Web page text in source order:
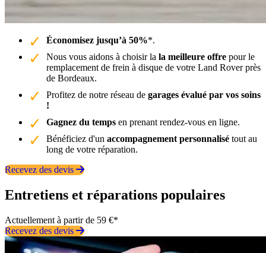
Économisez jusqu’à 50%*.
Nous vous aidons à choisir la la meilleure offre pour le
remplacement de frein à disque de votre Land Rover près
de Bordeaux.
Profitez de notre réseau de garages évalué par vos soins
!
Gagnez du temps en prenant rendez-vous en ligne.
Bénéficiez d'un accompagnement personnalisé tout au
long de votre réparation.
Recevez des devis
Entretiens et réparations populaires
Actuellement à partir de 59 €*
Recevez des devis